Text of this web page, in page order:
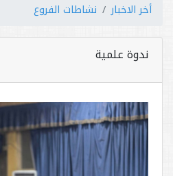
أخر الاخبار
نشاطات الفروع
ندوة علمية